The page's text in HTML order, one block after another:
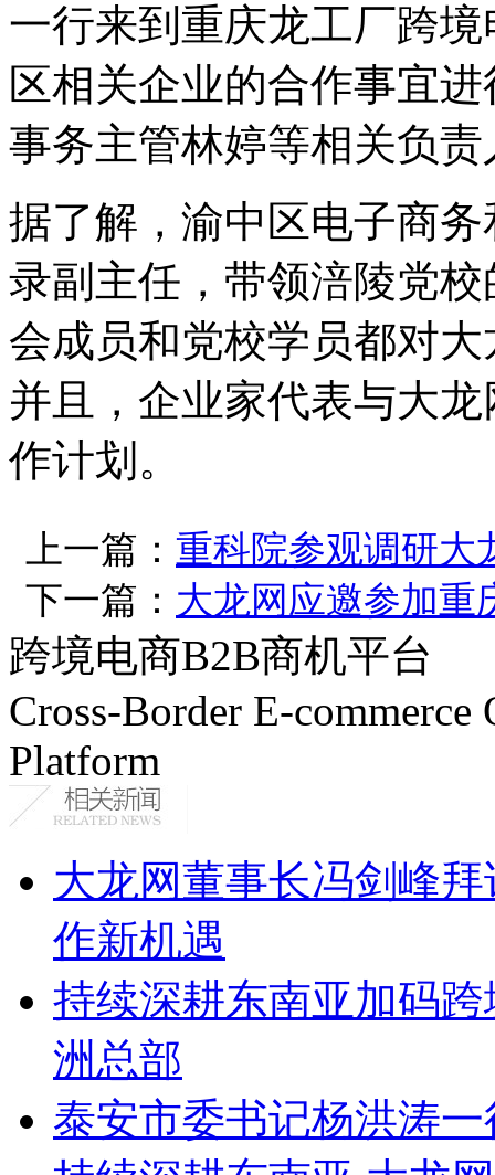
一行来到重庆龙工厂跨
区相关企业的合作事宜
事务主管林婷等相关负
据了解，渝中区电子商
录副主任，带领涪陵党
会成员和党校学员都对
并且，企业家代表与大
作计划。
上一篇： 重科院参观调研大
下一篇： 大龙网应邀参加重
跨境电商B2B商机平台
Cross-Border E-
Platform
大龙网董事长冯剑峰
作新机遇
持续深耕东南亚加码
洲总部
泰安市委书记杨洪涛